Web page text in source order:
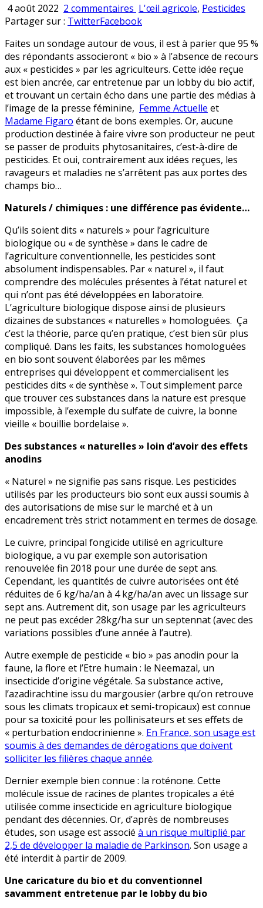
4 août 2022 2 commentaires sur
Idée
n°1 :
L’agriculture
biologique
n’utilise
pas
de
pesticides
Publié
en
L'œil agricole, Pesticides
Partager sur : TwitterFacebook
Faites un sondage autour de vous, il est à parier que 95 %
des répondants associeront « bio » à l’absence de recours
aux « pesticides » par les agriculteurs. Cette idée reçue
est bien ancrée, car entretenue par un lobby du bio actif,
et trouvant un certain écho dans une partie des médias à
l’image de la presse féminine, Femme Actuelle et
Madame Figaro étant de bons exemples. Or, aucune
production destinée à faire vivre son producteur ne peut
se passer de produits phytosanitaires, c’est-à-dire de
pesticides. Et oui, contrairement aux idées reçues, les
ravageurs et maladies ne s’arrêtent pas aux portes des
champs bio…
Naturels / chimiques : une différence pas évidente…
Qu’ils soient dits « naturels » pour l’agriculture
biologique ou « de synthèse » dans le cadre de
l’agriculture conventionnelle, les pesticides sont
absolument indispensables. Par « naturel », il faut
comprendre des molécules présentes à l’état naturel et
qui n’ont pas été développées en laboratoire.
L’agriculture biologique dispose ainsi de plusieurs
dizaines de substances « naturelles » homologuées. Ça
c’est la théorie, parce qu’en pratique, c’est bien sûr plus
compliqué. Dans les faits, les substances homologuées
en bio sont souvent élaborées par les mêmes
entreprises qui développent et commercialisent les
pesticides dits « de synthèse ». Tout simplement parce
que trouver ces substances dans la nature est presque
impossible, à l’exemple du sulfate de cuivre, la bonne
vieille « bouillie bordelaise ».
Des substances « naturelles » loin d’avoir des effets
anodins
« Naturel » ne signifie pas sans risque. Les pesticides
utilisés par les producteurs bio sont eux aussi soumis à
des autorisations de mise sur le marché et à un
encadrement très strict notamment en termes de dosage.
Le cuivre, principal fongicide utilisé en agriculture
biologique, a vu par exemple son autorisation
renouvelée fin 2018 pour une durée de sept ans.
Cependant, les quantités de cuivre autorisées ont été
réduites de 6 kg/ha/an à 4 kg/ha/an avec un lissage sur
sept ans. Autrement dit, son usage par les agriculteurs
ne peut pas excéder 28kg/ha sur un septennat (avec des
variations possibles d’une année à l’autre).
Autre exemple de pesticide « bio » pas anodin pour la
faune, la flore et l’Etre humain : le Neemazal, un
insecticide d’origine végétale. Sa substance active,
l’azadirachtine issu du margousier (arbre qu’on retrouve
sous les climats tropicaux et semi-tropicaux) est connue
pour sa toxicité pour les pollinisateurs et ses effets de
« perturbation endocrinienne ». En France, son usage est
soumis à des demandes de dérogations que doivent
solliciter les filières chaque année.
Dernier exemple bien connue : la roténone. Cette
molécule issue de racines de plantes tropicales a été
utilisée comme insecticide en agriculture biologique
pendant des décennies. Or, d’après de nombreuses
études, son usage est associé à un risque multiplié par
2,5 de développer la maladie de Parkinson. Son usage a
été interdit à partir de 2009.
Une caricature du bio et du conventionnel
savamment entretenue par le lobby du bio